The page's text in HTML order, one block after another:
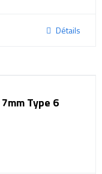
Détails
Type 6